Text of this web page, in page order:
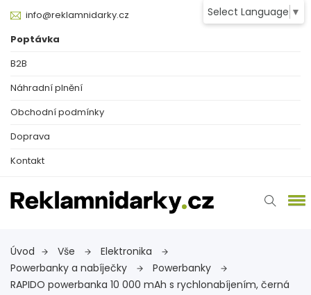
Select Language ▼
info@reklamnidarky.cz
Poptávka
B2B
Náhradní plnění
Obchodní podmínky
Doprava
Kontakt
Úvod Vše
Elektronika
Powerbanky a nabíječky
Powerbanky
RAPIDO powerbanka 10 000 mAh s rychlonabíjením, černá